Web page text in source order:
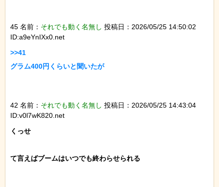
45 名前： それでも動く名無し 投稿日：2026/05/25 14:50:02
ID:a9eYnIXx0.net
>>41
グラム400円くらいと聞いたが
42 名前： それでも動く名無し 投稿日：2026/05/25 14:43:04
ID:v0l7wK820.net
くっせ
て言えばブームはいつでも終わらせられる